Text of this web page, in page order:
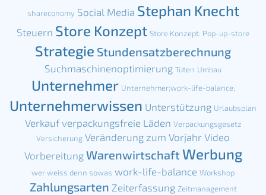
shareconomy Social Media Stephan Knecht
Steuern Store Konzept Store Konzept. Pop-up-store
Strategie Stundensatzberechnung
Suchmaschinenoptimierung Tüten Umbau
Unternehmer Unternehmer;work-life-balance;
Unternehmerwissen Unterstützung Urlaubsplan
Verkauf verpackungsfreie Läden Verpackungsgesetz
Versicherung Veränderung zum Vorjahr Video
Vorbereitung WarenwirtschaftWerbung
wer weiss denn sowas work-life-balance Workshop
Zahlungsarten Zeiterfassung Zeitmanagement